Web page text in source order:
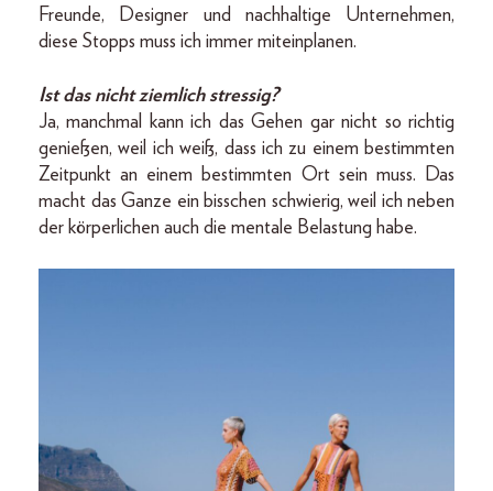
Freunde, Designer und nachhaltige Unternehmen,
diese Stopps muss ich immer miteinplanen.
Ist das nicht ziemlich stressig?
Ja, manchmal kann ich das Gehen gar nicht so richtig
genießen, weil ich weiß, dass ich zu einem bestimmten
Zeitpunkt an einem bestimmten Ort sein muss. Das
macht das Ganze ein bisschen schwierig, weil ich neben
der körperlichen auch die mentale Belastung habe.